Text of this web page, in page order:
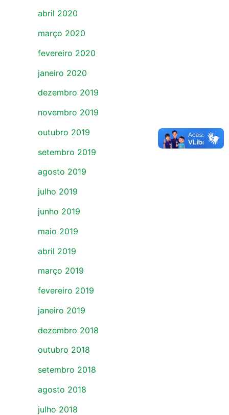
abril 2020
março 2020
fevereiro 2020
janeiro 2020
dezembro 2019
novembro 2019
outubro 2019
setembro 2019
agosto 2019
julho 2019
junho 2019
maio 2019
abril 2019
março 2019
fevereiro 2019
janeiro 2019
dezembro 2018
outubro 2018
setembro 2018
agosto 2018
julho 2018